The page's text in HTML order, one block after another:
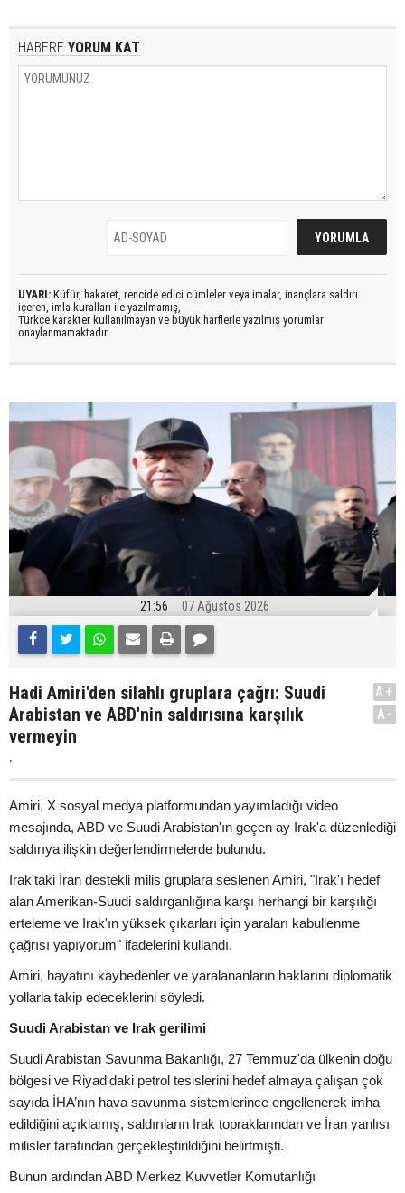
HABERE YORUM KAT
UYARI: Küfür, hakaret, rencide edici cümleler veya imalar, inançlara saldırı
içeren, imla kuralları ile yazılmamış,
Türkçe karakter kullanılmayan ve büyük harflerle yazılmış yorumlar
onaylanmamaktadır.
21:56 07 Ağustos 2026
Hadi Amiri'den silahlı gruplara çağrı: Suudi
Arabistan ve ABD'nin saldırısına karşılık
vermeyin
.
A+
A-
Amiri, X sosyal medya platformundan yayımladığı video
mesajında, ABD ve Suudi Arabistan'ın geçen ay Irak'a düzenlediği
saldırıya ilişkin değerlendirmelerde bulundu.
Irak'taki İran destekli milis gruplara seslenen Amiri, "Irak'ı hedef
alan Amerikan-Suudi saldırganlığına karşı herhangi bir karşılığı
erteleme ve Irak'ın yüksek çıkarları için yaraları kabullenme
çağrısı yapıyorum" ifadelerini kullandı.
Amiri, hayatını kaybedenler ve yaralananların haklarını diplomatik
yollarla takip edeceklerini söyledi.
Suudi Arabistan ve Irak gerilimi
Suudi Arabistan Savunma Bakanlığı, 27 Temmuz'da ülkenin doğu
bölgesi ve Riyad'daki petrol tesislerini hedef almaya çalışan çok
sayıda İHA’nın hava savunma sistemlerince engellenerek imha
edildiğini açıklamış, saldırıların Irak topraklarından ve İran yanlısı
milisler tarafından gerçekleştirildiğini belirtmişti.
Bunun ardından ABD Merkez Kuvvetler Komutanlığı